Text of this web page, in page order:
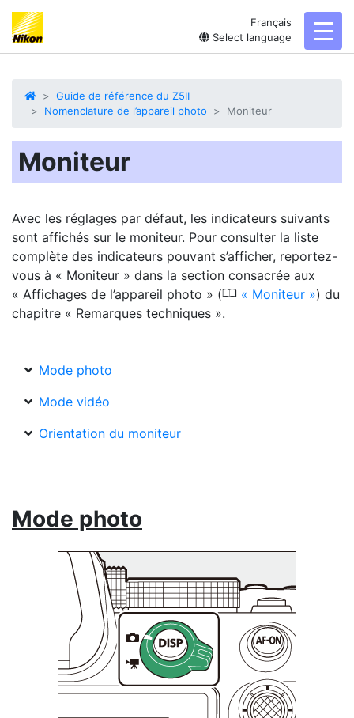
Français
Select language
Guide de référence du Z5II
Nomenclature de l’appareil photo
Moniteur
Moniteur
Avec les réglages par défaut, les indicateurs suivants
sont affichés sur le moniteur. Pour consulter la liste
complète des indicateurs pouvant s’afficher, reportez-
vous à « Moniteur » dans la section consacrée aux
« Affichages de l’appareil photo » (0 Moniteur
) du
chapitre « Remarques techniques ».
Mode photo
Mode vidéo
Orientation du moniteur
Mode photo